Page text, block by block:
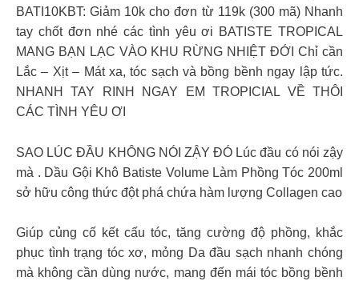
BATI10KBT: Giảm 10k cho đơn từ 119k (300 mã) Nhanh
tay chốt đơn nhé các tình yêu ơi BATISTE TROPICAL
MANG BẠN LẠC VÀO KHU RỪNG NHIỆT ĐỚI Chỉ cần
Lắc – Xịt – Mát xa, tóc sạch và bồng bềnh ngay lập tức.
NHANH TAY RINH NGAY EM TROPICIAL VỀ THÔI
CÁC TÌNH YÊU ƠI
SAO LÚC ĐẦU KHÔNG NÓI ZẬY ĐÓ Lúc đầu có nói zậy
mà . Dầu Gội Khô Batiste Volume Làm Phồng Tóc 200ml
sở hữu công thức đột phá chứa hàm lượng Collagen cao
Giúp củng cố kết cấu tóc, tăng cường độ phồng, khắc
phục tình trạng tóc xơ, mỏng Da đầu sạch nhanh chóng
mà không cần dùng nước, mang đến mái tóc bồng bềnh